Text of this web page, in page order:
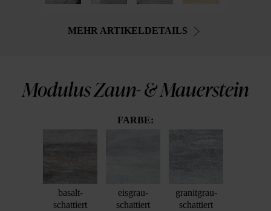
MEHR ARTIKELDETAILS
Modulus Zaun- & Mauerstein
FARBE:
basalt-
schattiert
eisgrau-
schattiert
granitgrau-
schattiert